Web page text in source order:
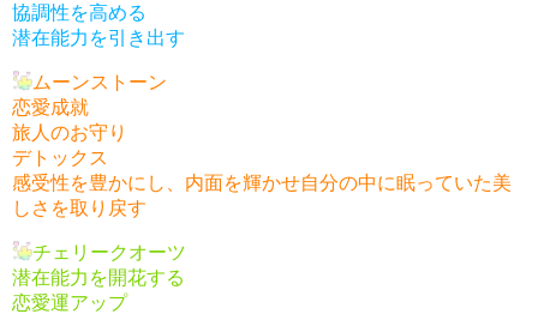
協調性を高める
潜在能力を引き出す
ムーンストーン
恋愛成就
旅人のお守り
デトックス
感受性を豊かにし、内面を輝かせ自分の中に眠っていた美
しさを取り戻す
チェリークオーツ
潜在能力を開花する
恋愛運アップ